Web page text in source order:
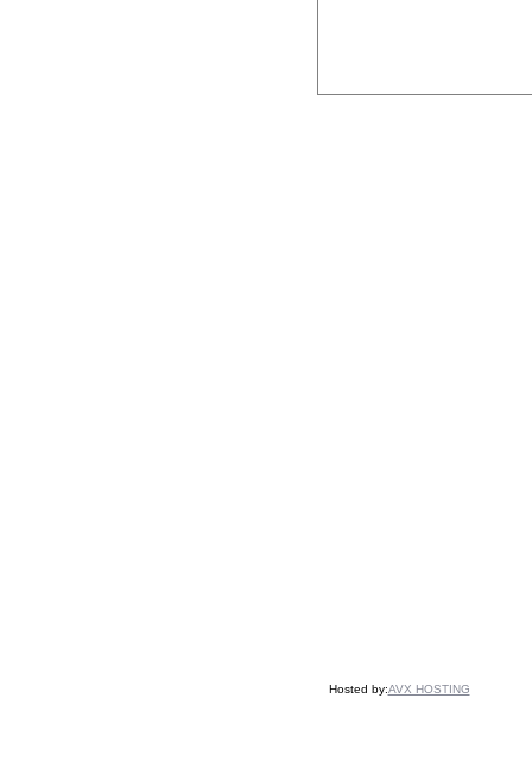
Hosted by:AVX HOSTING